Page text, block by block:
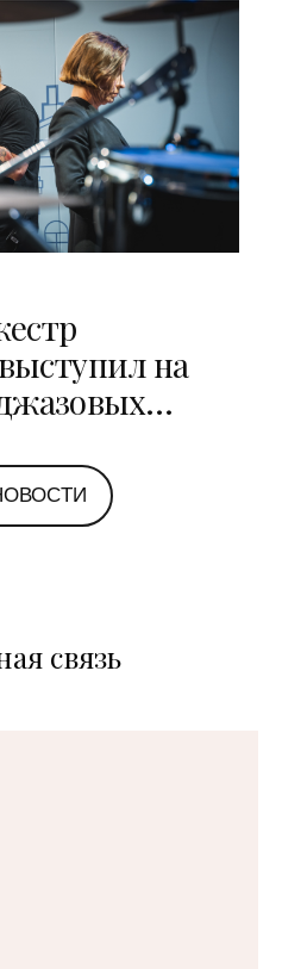
на
связь